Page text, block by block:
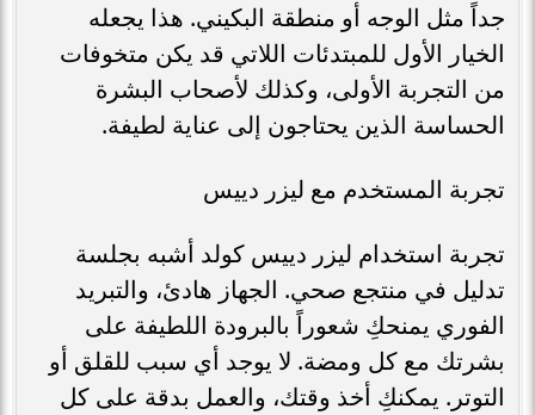
جداً مثل الوجه أو منطقة البكيني. هذا يجعله
الخيار الأول للمبتدئات اللاتي قد يكن متخوفات
من التجربة الأولى، وكذلك لأصحاب البشرة
الحساسة الذين يحتاجون إلى عناية لطيفة.
تجربة المستخدم مع ليزر دييس
تجربة استخدام ليزر دييس كولد أشبه بجلسة
تدليل في منتجع صحي. الجهاز هادئ، والتبريد
الفوري يمنحكِ شعوراً بالبرودة اللطيفة على
بشرتك مع كل ومضة. لا يوجد أي سبب للقلق أو
التوتر. يمكنكِ أخذ وقتك، والعمل بدقة على كل